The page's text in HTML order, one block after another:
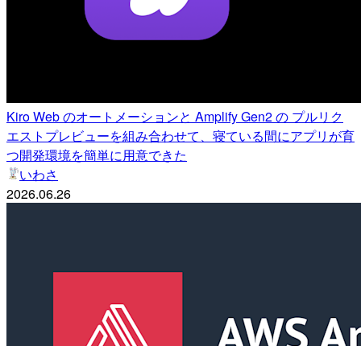
Kiro Web のオートメーションと Amplify Gen2 の プルリク
エストプレビューを組み合わせて、寝ている間にアプリが育
つ開発環境を簡単に用意できた
いわさ
2026.06.26